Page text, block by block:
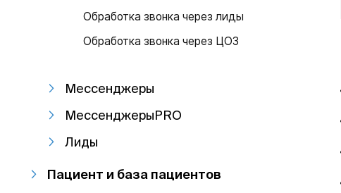
Обработка звонка через лиды
Обработка звонка через ЦОЗ
Мессенджеры
МессенджерыPRO
Лиды
Пациент и база пациентов